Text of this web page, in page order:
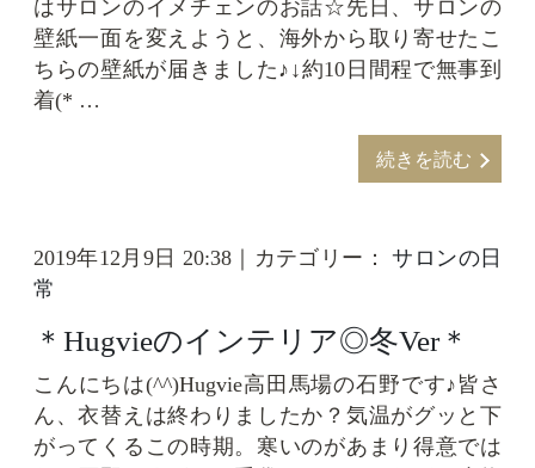
はサロンのイメチェンのお話☆先日、サロンの
壁紙一面を変えようと、海外から取り寄せたこ
ちらの壁紙が届きました♪↓約10日間程で無事到
着(* …
続きを読む
2019年12月9日 20:38｜カテゴリー：サロンの日
常
＊Hugvieのインテリア◎冬ver＊
こんにちは(^^)Hugvie高田馬場の石野です♪皆さ
ん、衣替えは終わりましたか？気温がグッと下
がってくるこの時期。寒いのがあまり得意では